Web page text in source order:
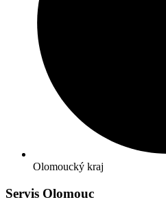
Olomoucký kraj
Servis Olomouc